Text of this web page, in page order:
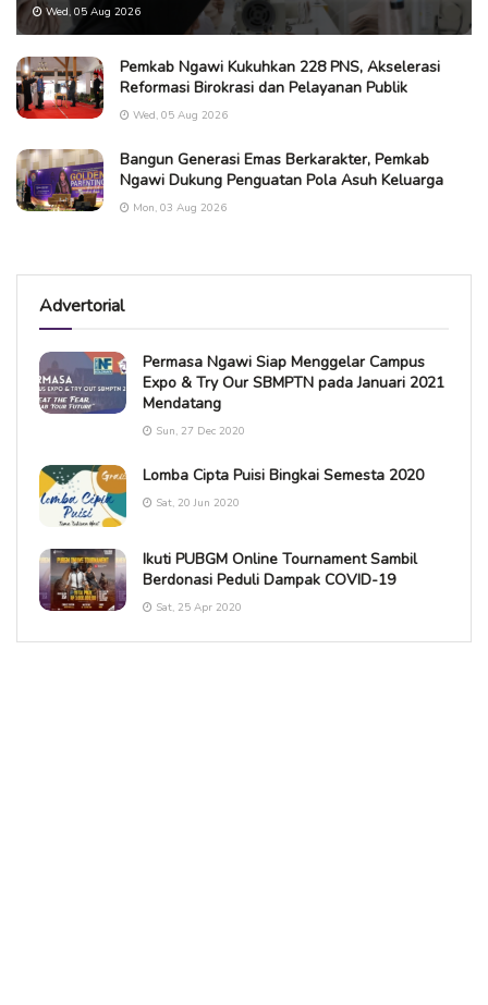
Wed, 05 Aug 2026
Pemkab Ngawi Kukuhkan 228 PNS, Akselerasi
Reformasi Birokrasi dan Pelayanan Publik
Wed, 05 Aug 2026
Bangun Generasi Emas Berkarakter, Pemkab
Ngawi Dukung Penguatan Pola Asuh Keluarga
Mon, 03 Aug 2026
Advertorial
Permasa Ngawi Siap Menggelar Campus
Expo & Try Our SBMPTN pada Januari 2021
Mendatang
Sun, 27 Dec 2020
Lomba Cipta Puisi Bingkai Semesta 2020
Sat, 20 Jun 2020
Ikuti PUBGM Online Tournament Sambil
Berdonasi Peduli Dampak COVID-19
Sat, 25 Apr 2020